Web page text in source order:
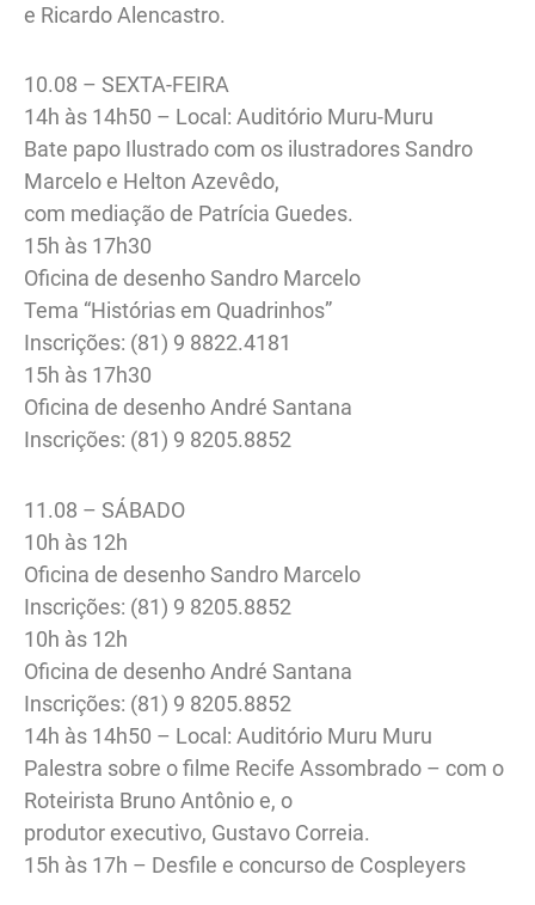
e Ricardo Alencastro.
10.08 – SEXTA-FEIRA
14h às 14h50 – Local: Auditório Muru-Muru
Bate papo Ilustrado com os ilustradores Sandro
Marcelo e Helton Azevêdo,
com mediação de Patrícia Guedes.
15h às 17h30
Oficina de desenho Sandro Marcelo
Tema “Histórias em Quadrinhos”
Inscrições: (81) 9 8822.4181
15h às 17h30
Oficina de desenho André Santana
Inscrições: (81) 9 8205.8852
11.08 – SÁBADO
10h às 12h
Oficina de desenho Sandro Marcelo
Inscrições: (81) 9 8205.8852
10h às 12h
Oficina de desenho André Santana
Inscrições: (81) 9 8205.8852
14h às 14h50 – Local: Auditório Muru Muru
Palestra sobre o filme Recife Assombrado – com o
Roteirista Bruno Antônio e, o
produtor executivo, Gustavo Correia.
15h às 17h – Desfile e concurso de Cospleyers